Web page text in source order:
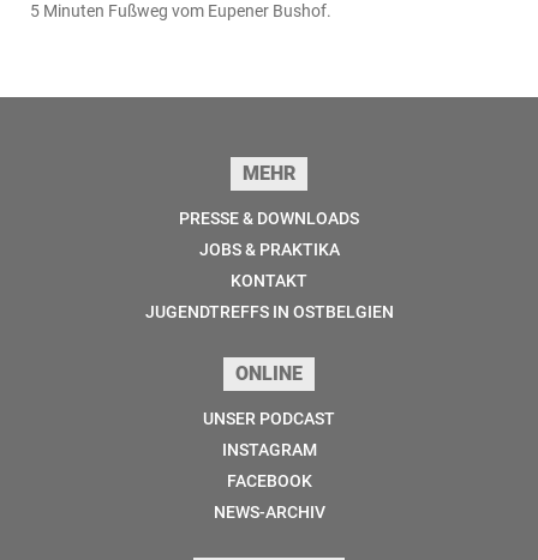
5 Minuten Fußweg vom Eupener Bushof.
MEHR
PRESSE & DOWNLOADS
JOBS & PRAKTIKA
KONTAKT
JUGENDTREFFS IN OSTBELGIEN
ONLINE
UNSER PODCAST
INSTAGRAM
FACEBOOK
NEWS-ARCHIV